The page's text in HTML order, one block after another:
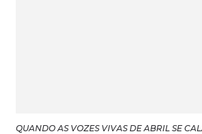
QUANDO AS VOZES VIVAS DE ABRIL SE